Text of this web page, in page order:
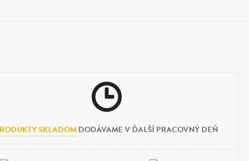
SKLADOM DODÁVAME V ĎALŠÍ PRACOVNÝ DEŇ